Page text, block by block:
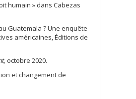
humain » dans Cabezas
Guatemala ? Une enquête
américaines, Éditions de
octobre 2020.
et changement de